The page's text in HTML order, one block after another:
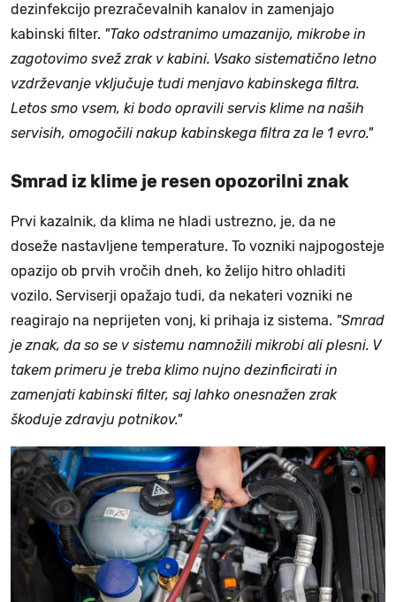
dezinfekcijo prezračevalnih kanalov in zamenjajo
kabinski filter. "Tako odstranimo umazanijo, mikrobe in
zagotovimo svež zrak v kabini. Vsako sistematično letno
vzdrževanje vključuje tudi menjavo kabinskega filtra.
Letos smo vsem, ki bodo opravili servis klime na naših
servisih, omogočili nakup kabinskega filtra za le 1 evro."
Smrad iz klime je resen opozorilni znak
Prvi kazalnik, da klima ne hladi ustrezno, je, da ne
doseže nastavljene temperature. To vozniki najpogosteje
opazijo ob prvih vročih dneh, ko želijo hitro ohladiti
vozilo. Serviserji opažajo tudi, da nekateri vozniki ne
reagirajo na neprijeten vonj, ki prihaja iz sistema. "Smrad
je znak, da so se v sistemu namnožili mikrobi ali plesni. V
takem primeru je treba klimo nujno dezinficirati in
zamenjati kabinski filter, saj lahko onesnažen zrak
škoduje zdravju potnikov."